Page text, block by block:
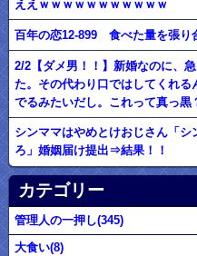
ええｗｗｗｗｗｗｗｗｗｗｗ
百年の恋12-899 食べた量を張り
2/2【ダメ男！！】新婚なのに、
た。その代わり口ではしてくれ
でるみたいだし。これって真っ
シンママはやめとけおじさん「
ろ」婚姻届け提出⇒結果！！
カテゴリー
管理人の一押し(345)
大食い(8)